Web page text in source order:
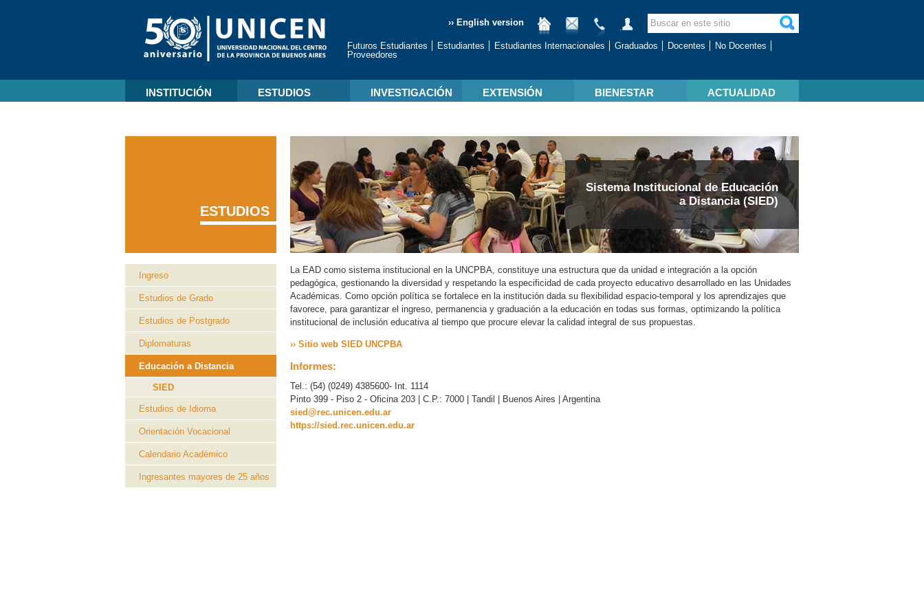
›› English version
Futuros Estudiantes Estudiantes Estudiantes Internacionales Graduados Docentes
No Docentes
Proveedores
INSTITUCIÓN ESTUDIOS INVESTIGACIÓN EXTENSIÓN BIENESTAR ACTUALIDAD
Sistema Institucional de Educación
a Distancia (SIED)
La EAD como sistema institucional en la UNCPBA, constituye una estructura que da unidad e integración a la opción
pedagógica, gestionando la diversidad y respetando la especificidad de cada proyecto educativo desarrollado en las Unidades
Académicas. Como opción política se fortalece en la institución dada su flexibilidad espacio-temporal y los aprendizajes que
favorece, para garantizar el ingreso, permanencia y graduación a la educación en todas sus formas, optimizando la política
institucional de inclusión educativa al tiempo que procure elevar la calidad integral de sus propuestas.
›› Sitio web SIED UNCPBA
Informes:
Tel.: (54) (0249) 4385600- Int. 1114
Pinto 399 - Piso 2 - Oficina 203 | C.P.: 7000 | Tandil | Buenos Aires | Argentina
sied@rec.unicen.edu.ar
https://sied.rec.unicen.edu.ar
ESTUDIOS
Ingreso
Estudios de Grado
Estudios de Postgrado
Diplomaturas
Educación a Distancia
SIED
Estudios de Idioma
Orientación Vocacional
Calendario Académico
Ingresantes mayores de 25 años